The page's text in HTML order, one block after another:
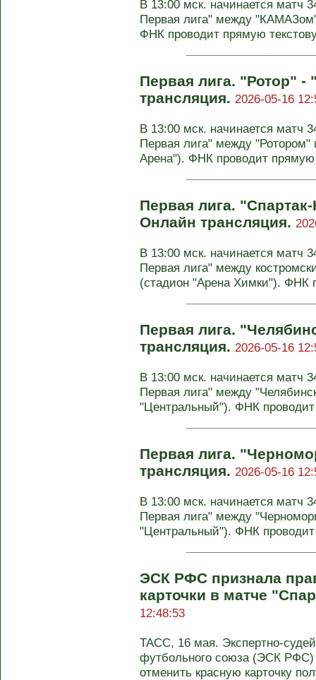
В 13:00 мск. начинается матч
Первая лига" между
ФНК проводит прямую
Первая лига. "Ротор" -
трансляция. 2026-05-16
В 13:00 мск. начинается матч
Первая лига" между "Ротором"
Арена"). ФНК проводит
Первая лига.
Онлайн трансляция.
В 13:00 мск. начинается матч
Первая лига" между
(стадион "Арена Химки"). ФНК
Первая лига.
трансляция. 2026-05-16
В 13:00 мск. начинается матч
Первая лига" между
"Центральный"). ФНК
Первая лига.
трансляция. 2026-05-16
В 13:00 мск. начинается матч
Первая лига" между
"Центральный"). ФНК
ЭСК РФС признала
карточки в матче
12:48:53
ТАСС, 16 мая. Экспертно-
футбольного союза (ЭСК
отменить красную карточку